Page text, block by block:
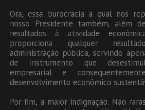
Ora, essa burocracia a qual nos
nosso Presidente também, além
resultados à atividade
proporciona qualquer
administração pública, servindo
de instrumento que
empresarial e
desenvolvimento econômico
Por fim, a maior indignação. Não